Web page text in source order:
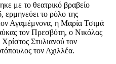
με το θεατρικό βραβείο
το ρόλο της
Αγαμέμνονα, η Μαρία Τσιμά
τον Πρεσβύτη, ο Νικόλας
Στυλιανού τον
τον Αχιλλέα.